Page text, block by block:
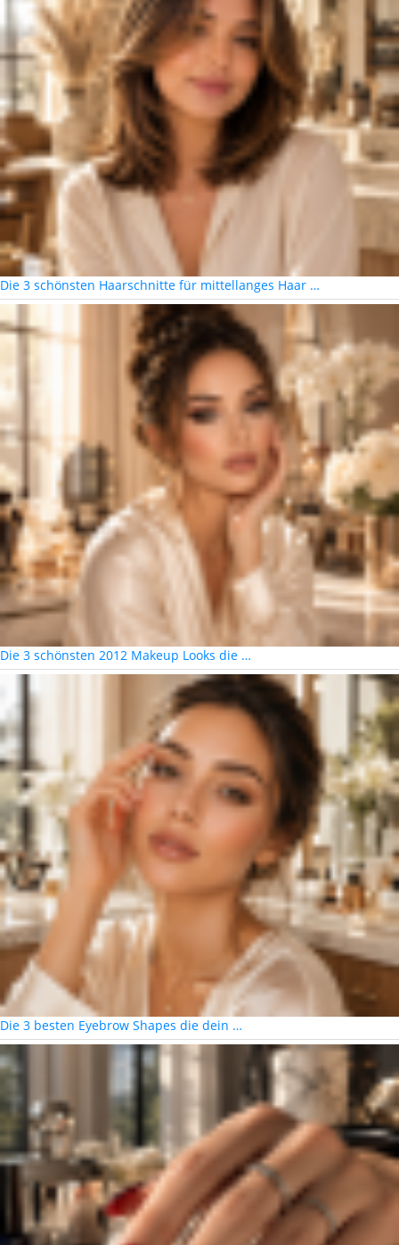
Die 3 schönsten Haarschnitte für mittellanges Haar …
Die 3 schönsten 2012 Makeup Looks die …
Die 3 besten Eyebrow Shapes die dein …